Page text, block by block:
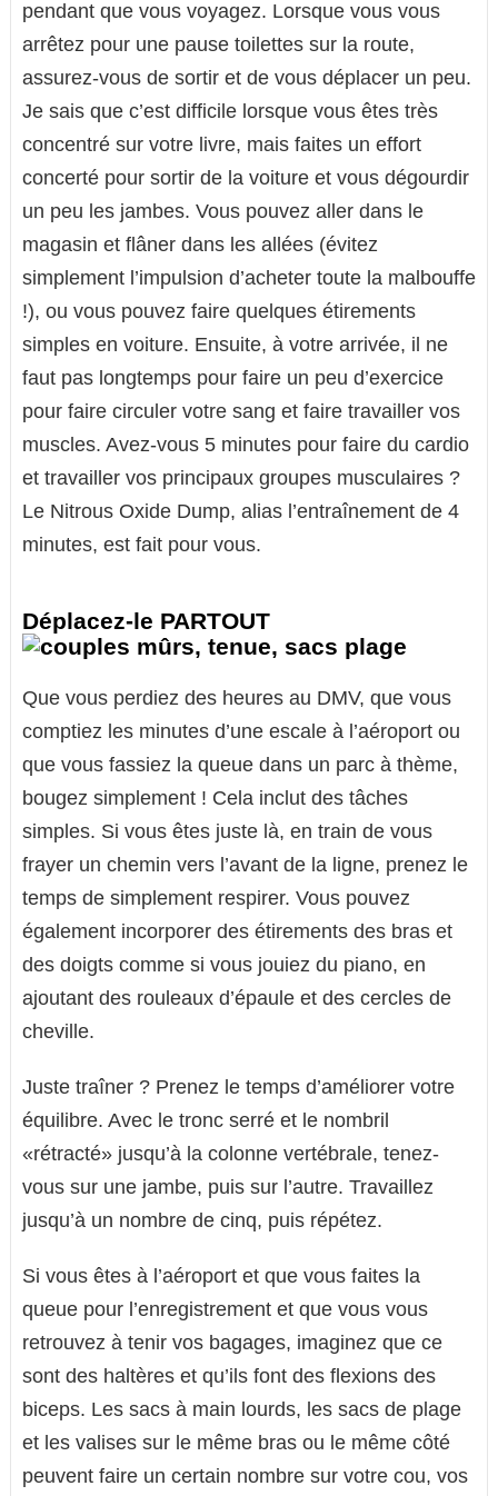
pendant que vous voyagez. Lorsque vous vous
arrêtez pour une pause toilettes sur la route,
assurez-vous de sortir et de vous déplacer un peu.
Je sais que c’est difficile lorsque vous êtes très
concentré sur votre livre, mais faites un effort
concerté pour sortir de la voiture et vous dégourdir
un peu les jambes. Vous pouvez aller dans le
magasin et flâner dans les allées (évitez
simplement l’impulsion d’acheter toute la malbouffe
!), ou vous pouvez faire quelques étirements
simples en voiture. Ensuite, à votre arrivée, il ne
faut pas longtemps pour faire un peu d’exercice
pour faire circuler votre sang et faire travailler vos
muscles. Avez-vous 5 minutes pour faire du cardio
et travailler vos principaux groupes musculaires ?
Le Nitrous Oxide Dump, alias l’entraînement de 4
minutes, est fait pour vous.
Déplacez-le PARTOUT
Que vous perdiez des heures au DMV, que vous
comptiez les minutes d’une escale à l’aéroport ou
que vous fassiez la queue dans un parc à thème,
bougez simplement ! Cela inclut des tâches
simples. Si vous êtes juste là, en train de vous
frayer un chemin vers l’avant de la ligne, prenez le
temps de simplement respirer. Vous pouvez
également incorporer des étirements des bras et
des doigts comme si vous jouiez du piano, en
ajoutant des rouleaux d’épaule et des cercles de
cheville.
Juste traîner ? Prenez le temps d’améliorer votre
équilibre. Avec le tronc serré et le nombril
«rétracté» jusqu’à la colonne vertébrale, tenez-
vous sur une jambe, puis sur l’autre. Travaillez
jusqu’à un nombre de cinq, puis répétez.
Si vous êtes à l’aéroport et que vous faites la
queue pour l’enregistrement et que vous vous
retrouvez à tenir vos bagages, imaginez que ce
sont des haltères et qu’ils font des flexions des
biceps. Les sacs à main lourds, les sacs de plage
et les valises sur le même bras ou le même côté
peuvent faire un certain nombre sur votre cou, vos